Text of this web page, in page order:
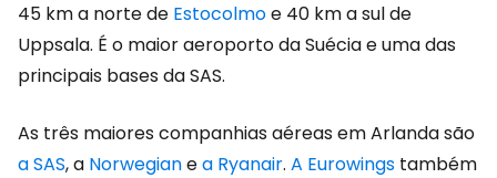
45 km a norte de Estocolmoe 40 km a sul de
Uppsala. É o maior aeroporto da Suécia e uma das
principais bases da SAS.
As três maiores companhias aéreas em Arlanda são
a SAS, a Norwegianea Ryanair. A Eurowings também